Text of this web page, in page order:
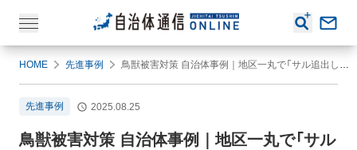
HOME 先進事例 鳥獣被害対策 自治体事例｜地区一丸で「サル追出し隊」活動、超音波スピーカー等で追払い、高精度の「一家まるごと捕獲」、データ活用で効果的な捕獲対策
先進事例 2025.08.25
鳥獣被害対策 自治体事例｜地区一丸で「サル